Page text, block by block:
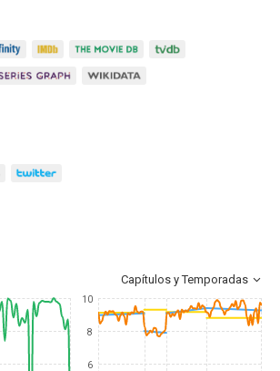
Capítulos y Temporadas
10
8
6